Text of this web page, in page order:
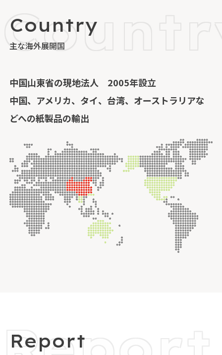
主な海外展開国
中国山東省の現地法人 2005年設立
中国、アメリカ、タイ、台湾、オーストラリアな
どへの紙製品の輸出